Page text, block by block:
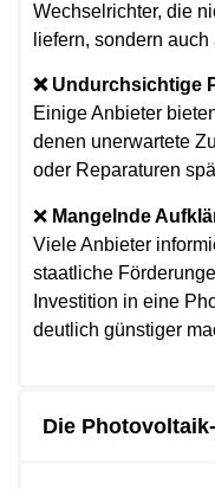
Wechselrichter, die
liefern, sondern
❌ Undurchsichtige
Einige Anbieter
denen unerwartete
oder Reparaturen
❌ Mangelnde
Viele Anbieter
staatliche
Investition in eine
deutlich günstiger
Die